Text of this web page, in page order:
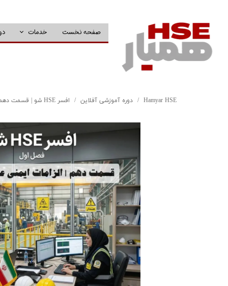
صفحه نخست خدمات
Hamyar HSE دوره آموزشی آفلاین افسر HSE شو | قسمت دهم